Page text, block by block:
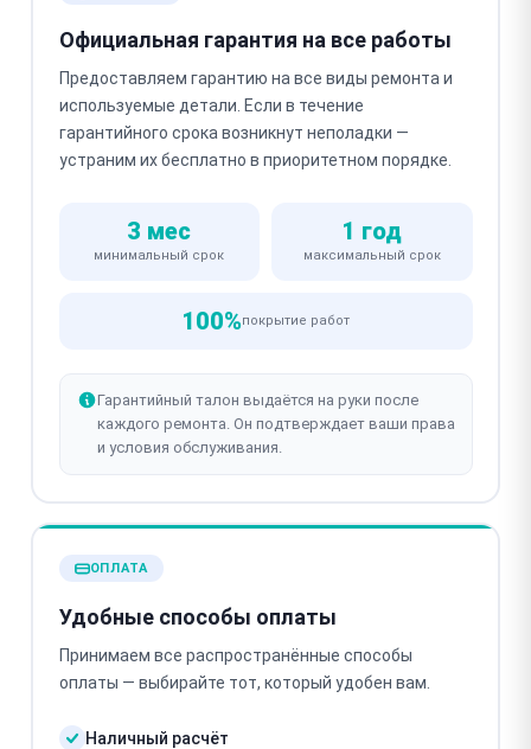
Официальная гарантия на все работы
Предоставляем гарантию на все виды ремонта и
используемые детали. Если в течение
гарантийного срока возникнут неполадки —
устраним их бесплатно в приоритетном порядке.
3 мес
минимальный срок
1 год
максимальный срок
100%покрытие работ
Гарантийный талон выдаётся на руки после
каждого ремонта. Он подтверждает ваши права
и условия обслуживания.
ОПЛАТА
Удобные способы оплаты
Принимаем все распространённые способы
оплаты — выбирайте тот, который удобен вам.
Наличный расчёт